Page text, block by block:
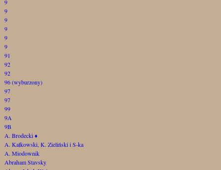
9
9
9
9
9
9
91
92
92
96 (wyburzony)
97
97
99
9A
9B
A. Brodecki♦
A. Kałkowski, K. Zieliński i S-ka
A. Miodownik
Abraham Stavsky